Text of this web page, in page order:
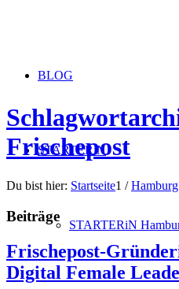
BLOG
STARTERiN
STARTERiN
Frischepost
Du bist hier: Startseite1 /
Beiträge
Frischepost-
Digital Female